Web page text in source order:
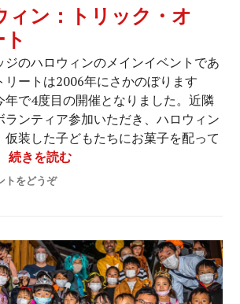
ィン：トリック・オ
ジのハロウィンのメインイベントであ
リートは2006年にさかのぼります
年で4度目の開催となりました。近隣
ランティア参加いただき、ハロウィン
仮装した子どもたちにお菓子を配って
続きを読む2023ハロウィン：トリック
トをどうぞ